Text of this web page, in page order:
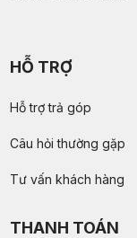
HỖ TRỢ
Hỗ trợ trả góp
Câu hỏi thường gặp
Tư vấn khách hàng
THANH TOÁN